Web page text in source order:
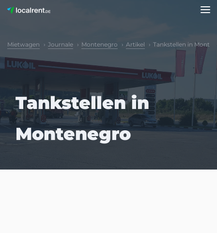
Mietwagen Journale Montenegro Artikel Tankstellen in
Tankstellen in
Montenegro